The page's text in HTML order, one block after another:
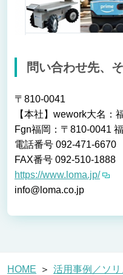
問い合わせ先、
〒810-0041
【本社】wework大名：
Fgn福岡：〒810-0041
電話番号 092-471-6670
FAX番号 092-510-1888
https://www.loma.jp/
info@loma.co.jp
HOME 活用事例／ソ